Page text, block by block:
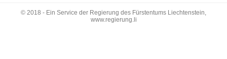
© 2018 - Ein Service der Regierung des Fürstentums Liechtenstein,
www.regierung.li